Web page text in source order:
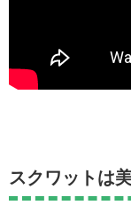
スクワットは